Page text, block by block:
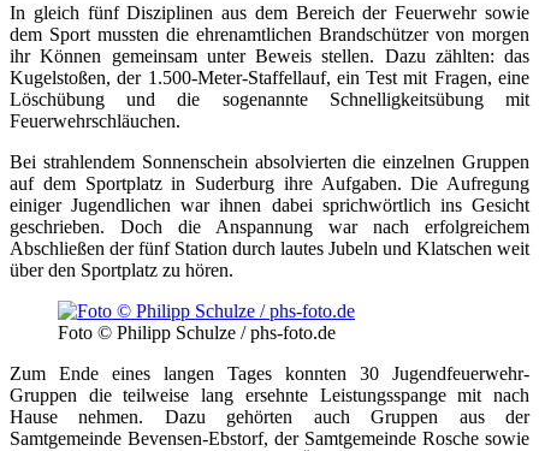
In gleich fünf Disziplinen aus dem Bereich der Feuerwehr sowie
dem Sport mussten die ehrenamtlichen Brandschützer von morgen
ihr Können gemeinsam unter Beweis stellen. Dazu zählten: das
Kugelstoßen, der 1.500-Meter-Staffellauf, ein Test mit Fragen, eine
Löschübung und die sogenannte Schnelligkeitsübung mit
Feuerwehrschläuchen.
Bei strahlendem Sonnenschein absolvierten die einzelnen Gruppen
auf dem Sportplatz in Suderburg ihre Aufgaben. Die Aufregung
einiger Jugendlichen war ihnen dabei sprichwörtlich ins Gesicht
geschrieben. Doch die Anspannung war nach erfolgreichem
Abschließen der fünf Station durch lautes Jubeln und Klatschen weit
über den Sportplatz zu hören.
Foto © Philipp Schulze / phs-foto.de
Zum Ende eines langen Tages konnten 30 Jugendfeuerwehr-
Gruppen die teilweise lang ersehnte Leistungsspange mit nach
Hause nehmen. Dazu gehörten auch Gruppen aus der
Samtgemeinde Bevensen-Ebstorf, der Samtgemeinde Rosche sowie